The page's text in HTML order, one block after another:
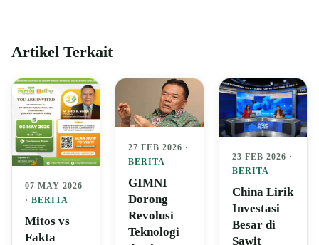
Artikel Terkait
07 MAY 2026
· BERITA
Mitos vs
Fakta
27 FEB 2026 ·
BERITA
GIMNI
Dorong
Revolusi
Teknologi
23 FEB 2026 ·
BERITA
China Lirik
Investasi
Besar di
Sawit